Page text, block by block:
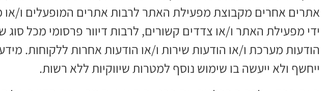
אתרים אחרים מקבוצת מפעילת האתר לרבות אתרים המופעלים ו/או
ידי מפעילת האתר ו/או צדדים קשורים, לרבות דיוור פרסומי מכל סוג
הודעות מערכת ו/או הודעות שירות ו/או הודעות אחרות ללקוחות.
ייחשף ולא ייעשה בו שימוש נוסף למטרות שיווקיות ללא רשות.